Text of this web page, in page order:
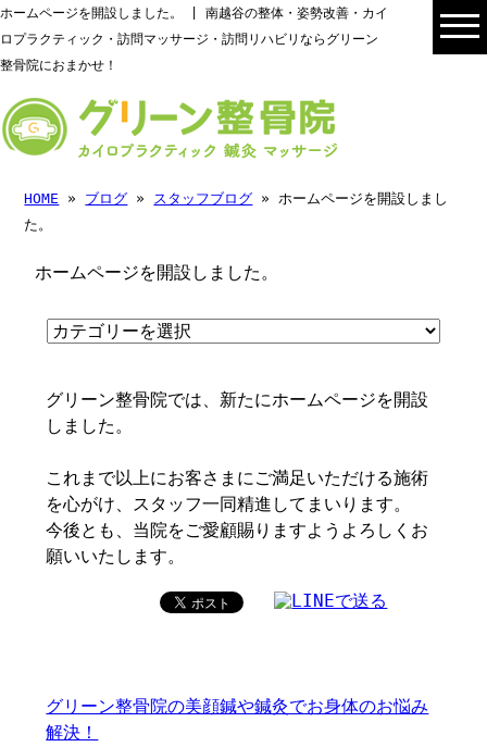
ホームページを開設しました。 | 南越谷の整体・姿勢改善・カイ
ロプラクティック・訪問マッサージ・訪問リハビリならグリーン
整骨院におまかせ！
HOME » ブログ » スタッフブログ » ホームページを開設しまし
た。
ホームページを開設しました。
グリーン整骨院では、新たにホームページを開設
しました。
これまで以上にお客さまにご満足いただける施術
を心がけ、スタッフ一同精進してまいります。
今後とも、当院をご愛顧賜りますようよろしくお
願いいたします。
グリーン整骨院の美顔鍼や鍼灸でお身体のお悩み
解決！